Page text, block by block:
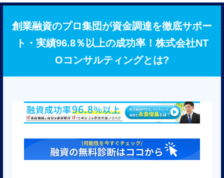
創業融資のプロ集団が資金調達を徹底サポー
ト・実績96.8％以上の成功率！株式会社NT
Oコンサルティングとは?